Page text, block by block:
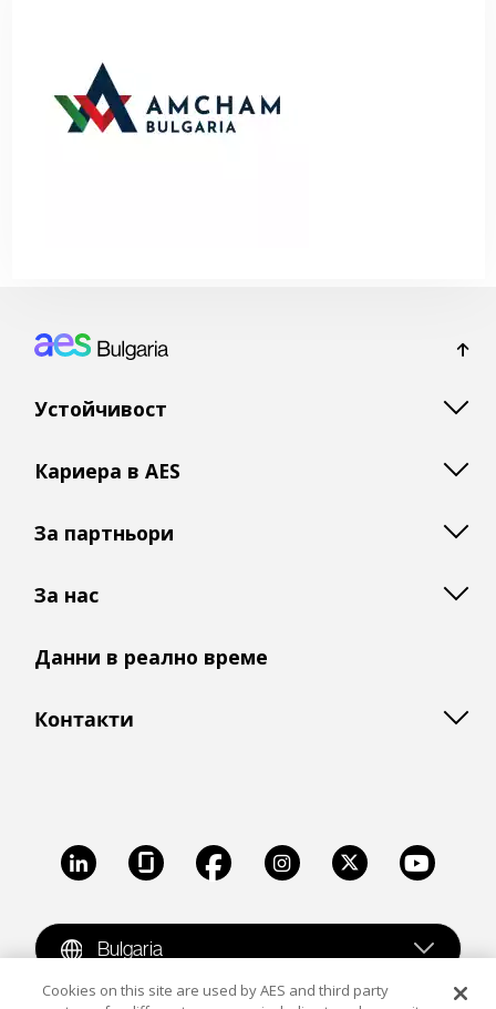
Footer: Bulgaria
Устойчивост
Кариера в AES
За партньори
За нас
Данни в реално време
Контакти
LinkedIn GlassdoorFacebookInstagramX Youtube
Bulgaria
Cookies on this site are used by AES and third party